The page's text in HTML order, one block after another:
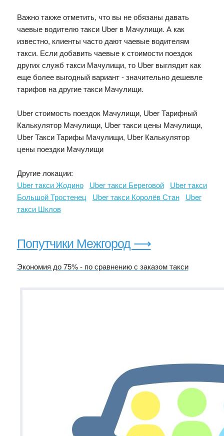
Важно также отметить, что вы не обязаны давать
чаевые водителю такси Uber в Мачулищи. А как
известно, клиенты часто дают чаевые водителям
такси. Если добавить чаевые к стоимости поездок
других служб такси Мачулищи, то Uber выглядит как
еще более выгодный вариант - значительно дешевле
тарифов на другие такси Мачулищи.
Uber стоимость поездок Мачулищи, Uber Тарифный
Калькулятор Мачулищи, Uber такси цены Мачулищи,
Uber Такси Тарифы Мачулищи, Uber Калькулятор
цены поездки Мачулищи
Другие локации:
Uber такси Жодино
Uber такси Береговой
Uber такси
Большой Тростенец
Uber такси Королёв Стан
Uber
такси Шклов
Попутчики Межгород ⟶
Экономия до 75% - по сравнению с заказом такси